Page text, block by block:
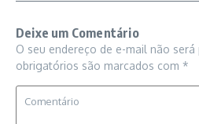
Deixe um Comentário
O seu endereço de e-mail não será
obrigatórios são marcados com *